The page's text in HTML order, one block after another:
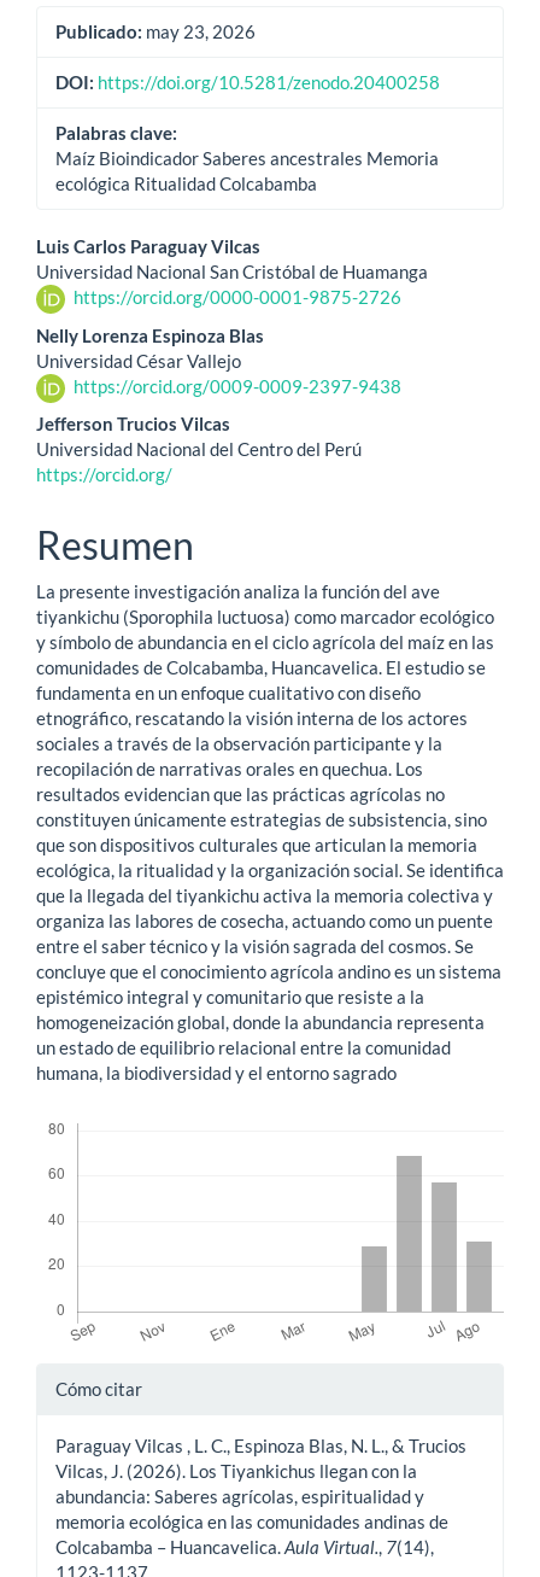
Publicado: may 23, 2026
DOI: https://doi.org/10.5281/zenodo.20400258
Palabras clave:
Maíz Bioindicador Saberes ancestrales Memoria
ecológica Ritualidad Colcabamba
Contenido
principal
del
artículo
Luis Carlos Paraguay Vilcas
Universidad Nacional San Cristóbal de Huamanga
https://orcid.org/0000-0001-9875-2726
Nelly Lorenza Espinoza Blas
Universidad César Vallejo
https://orcid.org/0009-0009-2397-9438
Jefferson Trucios Vilcas
Universidad Nacional del Centro del Perú
https://orcid.org/
Resumen
La presente investigación analiza la función del ave
tiyankichu (Sporophila luctuosa) como marcador ecológico
y símbolo de abundancia en el ciclo agrícola del maíz en las
comunidades de Colcabamba, Huancavelica. El estudio se
fundamenta en un enfoque cualitativo con diseño
etnográfico, rescatando la visión interna de los actores
sociales a través de la observación participante y la
recopilación de narrativas orales en quechua. Los
resultados evidencian que las prácticas agrícolas no
constituyen únicamente estrategias de subsistencia, sino
que son dispositivos culturales que articulan la memoria
ecológica, la ritualidad y la organización social. Se identifica
que la llegada del tiyankichu activa la memoria colectiva y
organiza las labores de cosecha, actuando como un puente
entre el saber técnico y la visión sagrada del cosmos. Se
concluye que el conocimiento agrícola andino es un sistema
epistémico integral y comunitario que resiste a la
homogeneización global, donde la abundancia representa
un estado de equilibrio relacional entre la comunidad
humana, la biodiversidad y el entorno sagrado
Detalles
artículo
Cómo citar
Paraguay Vilcas , L. C., Espinoza Blas, N. L., & Trucios
Vilcas, J. (2026). Los Tiyankichus llegan con la
abundancia: Saberes agrícolas, espiritualidad y
memoria ecológica en las comunidades andinas de
Colcabamba – Huancavelica.Aula Virtual., 7(14),
1123-1137.